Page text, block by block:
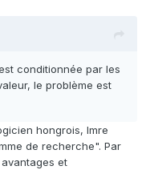
conditionnée par les
le problème est
hongrois, Imre
de recherche". Par
et